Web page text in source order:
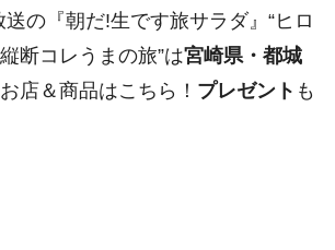
の『朝だ!生です旅サラダ』“ヒロ
断コレうまの旅”は宮崎県・都城
店＆商品はこちら！ プレゼント も